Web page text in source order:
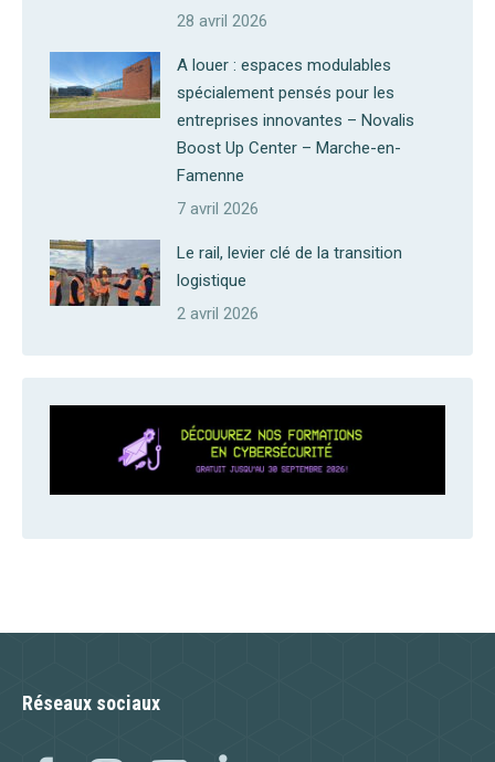
28 avril 2026
A louer : espaces modulables
spécialement pensés pour les
entreprises innovantes – Novalis
Boost Up Center – Marche-en-
Famenne
7 avril 2026
Le rail, levier clé de la transition
logistique
2 avril 2026
Réseaux sociaux